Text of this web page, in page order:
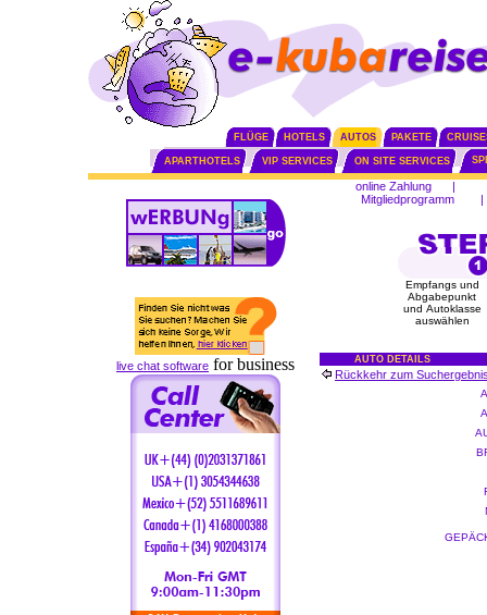
FLÜGE HOTELS AUTOS PAKETE
APARTHOTELS VIP SERVICES ON SITE SERVICES
live chat software for business
online Zahlung
|
Mitgliedprogramm
|
Empfangs und
Abgabepunkt
und Autoklasse
auswählen
AUTO DETAILS
Rückkehr zum